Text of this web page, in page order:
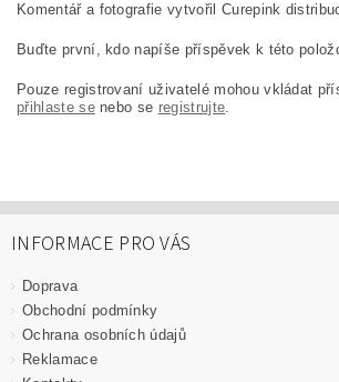
Komentář a fotografie vytvořil Curepink
Buďte první, kdo napíše příspěvek k této
Pouze registrovaní uživatelé mohou vkládat
přihlaste senebo se registrujte.
INFORMACE PRO VÁS
Doprava
Obchodní podmínky
Ochrana osobních údajů
Reklamace